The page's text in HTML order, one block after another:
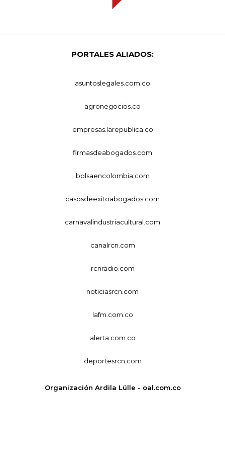
PORTALES ALIADOS:
asuntoslegales.com.co
agronegocios.co
empresas.larepublica.co
firmasdeabogados.com
bolsaencolombia.com
casosdeexitoabogados.com
carnavalindustriacultural.com
canalrcn.com
rcnradio.com
noticiasrcn.com
lafm.com.co
alerta.com.co
deportesrcn.com
Organización Ardila Lülle - oal.com.co